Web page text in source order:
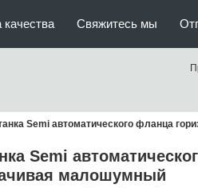
качества Свяжитесь мы
Semi автоматического фланца
Semi
малошумный